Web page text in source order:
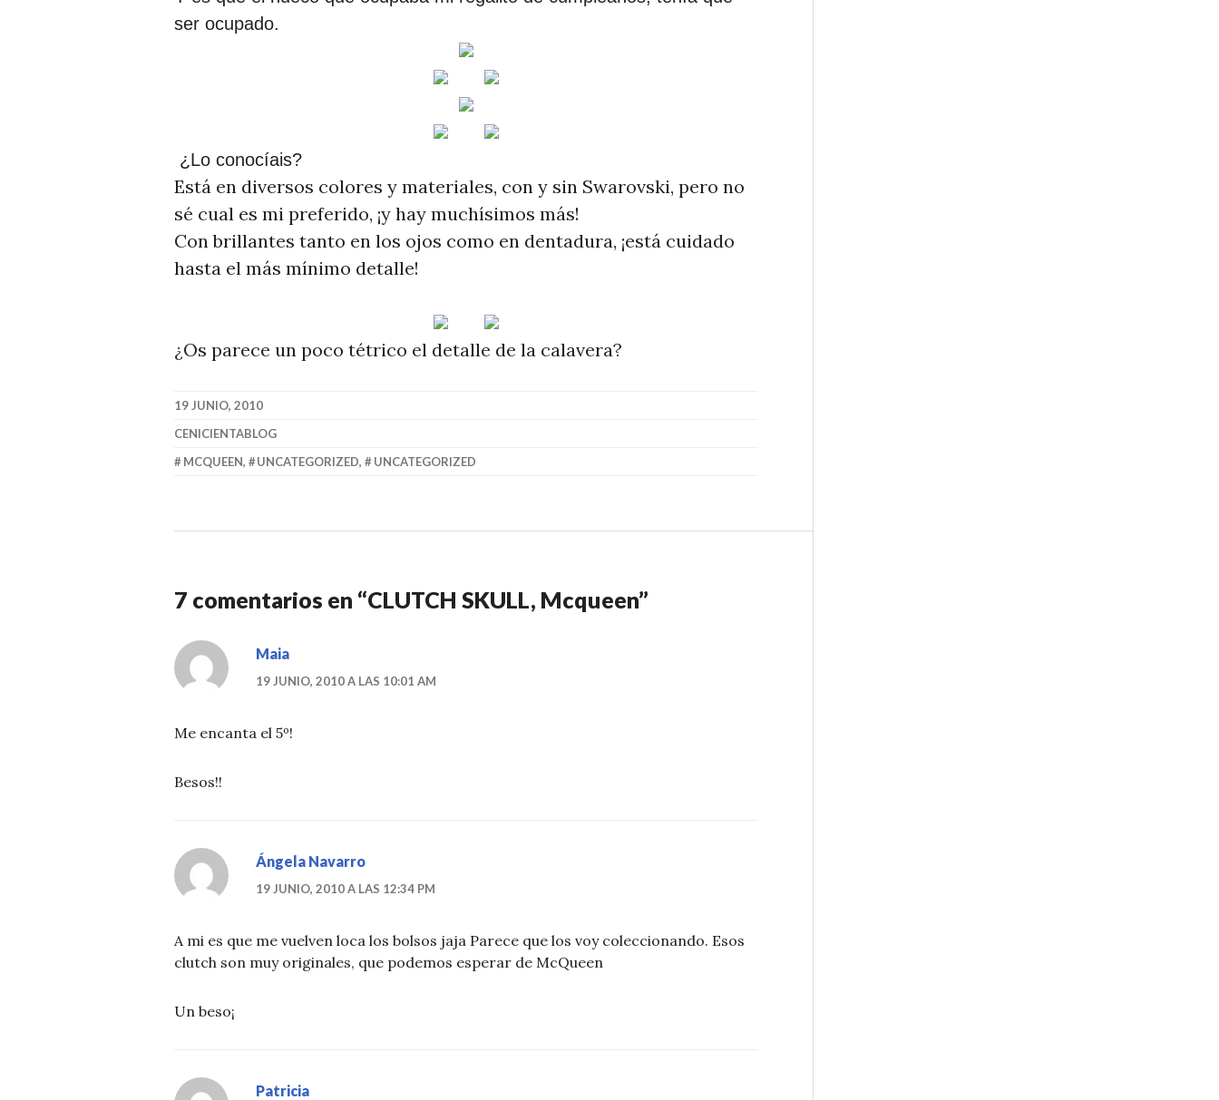
ser ocupado.
¿Lo conocíais?
Está en diversos colores y materiales, con y sin Swarovski, pero no
sé cual es mi preferido, ¡y hay muchísimos más!
Con brillantes tanto en los ojos como en dentadura, ¡está cuidado
hasta el más mínimo detalle!
¿Os parece un poco tétrico el detalle de la calavera?
19 JUNIO, 2010
CENICIENTABLOG
MCQUEEN, UNCATEGORIZED, UNCATEGORIZED
7 comentarios en “CLUTCH SKULL, Mcqueen”
Maia
19 JUNIO, 2010 A LAS 10:01 AM
Me encanta el 5º!
Besos!!
Ángela Navarro
19 JUNIO, 2010 A LAS 12:34 PM
A mi es que me vuelven loca los bolsos jaja Parece que los voy coleccionando. Esos
clutch son muy originales, que podemos esperar de McQueen
Un beso¡
Patricia